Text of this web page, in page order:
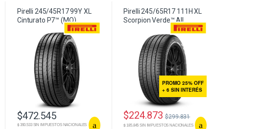
Pirelli 245/45R17 99Y XL
Cinturato P7™ (MO)
$472.545
$ 390.533 SIN IMPUESTOS NACIONALES
Pirelli 245/65R17 111H XL
Scorpion Verde™ All
PROMO 25% OFF
+ 6 SIN INTERÉS
$224.873 $299.831
$ 185.845 SIN IMPUESTOS NACIONALES